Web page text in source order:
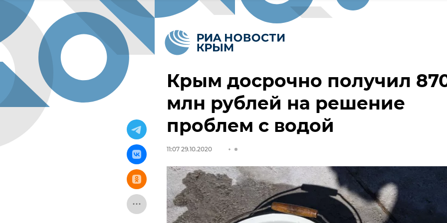
Крым досрочно получил
млн рублей на решение
проблем с водой
11:07 29.10.2020